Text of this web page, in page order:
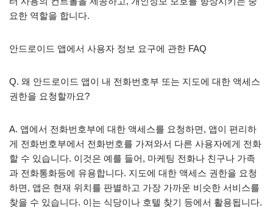
요한 역할을 합니다.
안드로이드 앱에서 사용자 정보 요구에 관한 FAQ
Q. 왜 안드로이드 앱이 내 전화번호부 또는 지도에 대한 액세스
권한을 요청할까요?
A. 앱에서 전화번호부에 대한 액세스를 요청하면, 앱이 편리하
게 전화번호부에서 전화번호를 가져와서 다른 사용자에게 전화
할 수 있습니다. 이것은 예를 들어, 마케팅 전화나 친구나 가족
과 전화통화등에 유용합니다. 지도에 대한 액세스 권한을 요청
하면, 앱은 현재 위치를 판별하고 가장 가까운 비슷한 서비스를
찾을 수 있습니다. 이는 식당이나 호텔 찾기 등에서 활용됩니다.